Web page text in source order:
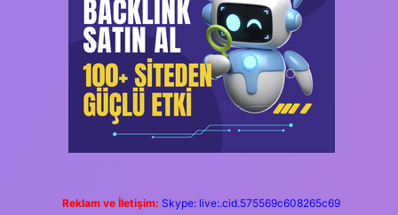
Reklam ve İletişim: Skype: live:.cid.575569c608265c69